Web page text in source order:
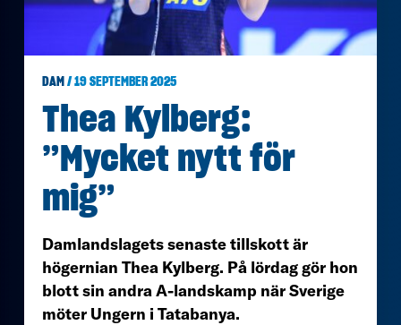
DAM / 19 SEPTEMBER 2025
Thea Kylberg:
”Mycket nytt för
mig”
Damlandslagets senaste tillskott är
högernian Thea Kylberg. På lördag gör hon
blott sin andra A-landskamp när Sverige
möter Ungern i Tatabanya.